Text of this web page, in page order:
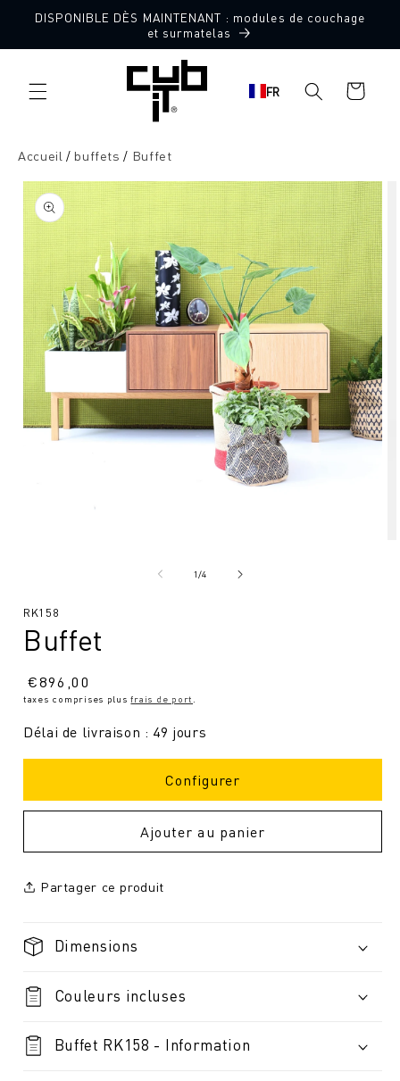
directement
DISPONIBLE DÈS MAINTENANT : modules de couchage
et surmatelas
FR
Panier
d'achat
Accueil buffets Buffet
l'information
sur le
produit
modal
1/de4
SKU
RK158
Buffet
Prix
normal
€896,00
taxes comprises plusfrais de port
Délai de livraison : 49 jours
Configurer
Ajouter au panier
Partager ce produit
Dimensions
Couleurs incluses
Buffet RK158 - Information